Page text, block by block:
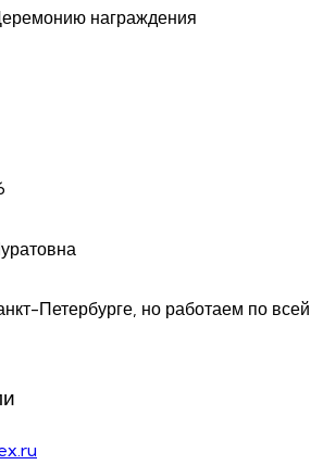
награждения
Петербурге, но работаем по всей